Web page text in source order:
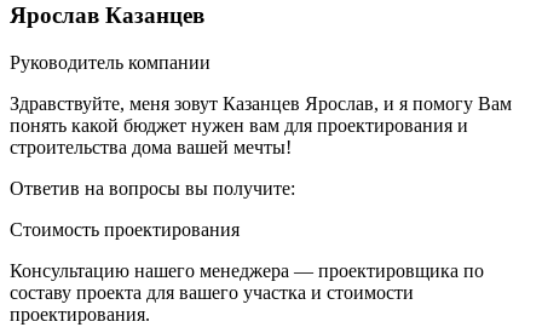
Ярослав Казанцев
Руководитель компании
Здравствуйте, меня зовут Казанцев Ярослав, и я помогу Вам
понять какой бюджет нужен вам для проектирования и
строительства дома вашей мечты!
Ответив на вопросы вы получите:
Стоимость проектирования
Консультацию нашего менеджера — проектировщика по
составу проекта для вашего участка и стоимости
проектирования.